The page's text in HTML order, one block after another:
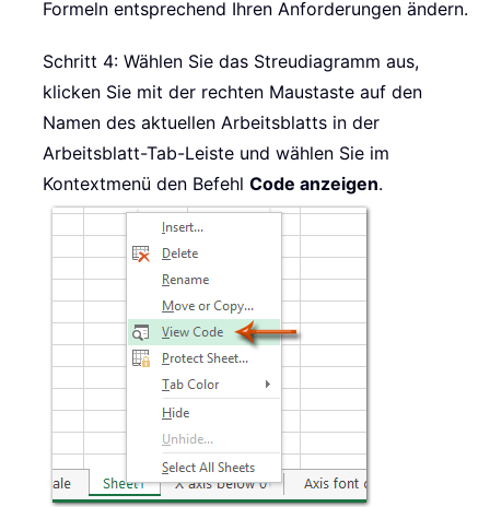
Formeln entsprechend Ihren Anforderungen ändern.
Schritt 4: Wählen Sie das Streudiagramm aus,
klicken Sie mit der rechten Maustaste auf den
Namen des aktuellen Arbeitsblatts in der
Arbeitsblatt-Tab-Leiste und wählen Sie im
Kontextmenü den Befehl Code anzeigen.